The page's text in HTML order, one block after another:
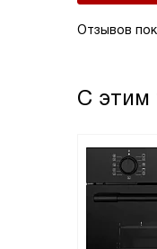
Отзывов
С этим